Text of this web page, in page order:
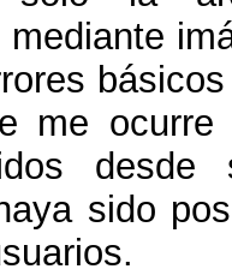
mediante
me
sido
.